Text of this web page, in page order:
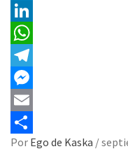
X
LinkedIn
WhatsApp
Telegram
Messenger
Email
Compartir
Por Ego de Kaska /